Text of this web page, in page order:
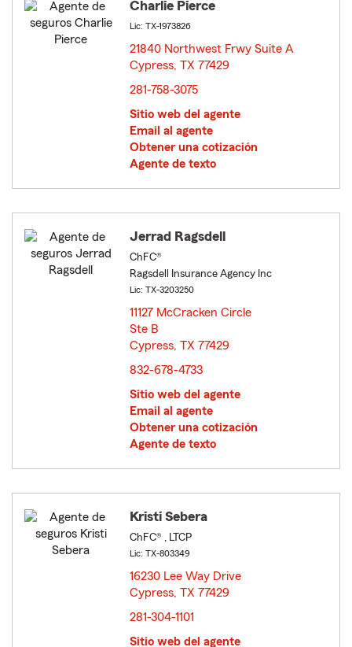
Charlie Pierce
Lic: TX-1973826
21840 Northwest Frwy Suite A
Cypress, TX 77429
281-758-3075
Sitio web del agente
Email al agente
Obtener una cotización
Agente de texto
Jerrad Ragsdell
ChFC®
Ragsdell Insurance Agency Inc
Lic: TX-3203250
11127 McCracken Circle
Ste B
Cypress, TX 77429
832-678-4733
Sitio web del agente
Email al agente
Obtener una cotización
Agente de texto
Kristi Sebera
ChFC® , LTCP
Lic: TX-803349
16230 Lee Way Drive
Cypress, TX 77429
281-304-1101
Sitio web del agente